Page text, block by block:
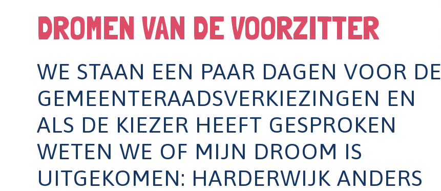
DROMEN VAN DE VOORZITTER
WE STAAN EEN PAAR DAGEN VOOR DE
GEMEENTERAADSVERKIEZINGEN EN
ALS DE KIEZER HEEFT GESPROKEN
WETEN WE OF MIJN DROOM IS
UITGEKOMEN: HARDERWIJK ANDERS